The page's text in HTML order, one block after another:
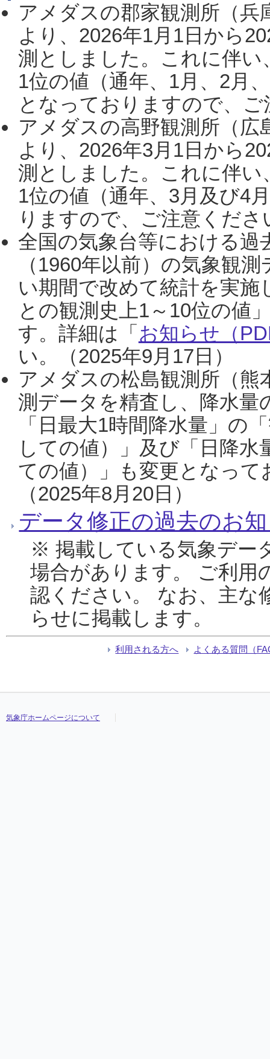
アメダスの郡家観測所（
より、2026年1月1日から
測としました。これに伴い
1位の値（通年、1月、2月
となっておりますので、
アメダスの高野観測所（
より、2026年3月1日から
測としました。これに伴い
1位の値（通年、3月及び4
りますので、ご注意くだ
全国の気象台等における過
（1960年以前）の気象観
い期間で改めて統計を実
との観測史上1～10位の値
す。詳細は「 お知らせ（
い。（2025年9月17日）
アメダスの松島観測所（熊
測データを精査し、降水
「日最大1時間降水量」の
しての値）」及び「日降
ての値）」も変更となっ
（2025年8月20日）
データ修正の過去のお
※ 掲載している気象デー
場合があります。 ご利用
認ください。 なお、主な
らせに掲載します。
利用される方へ よくある質問（
気象庁ホームページについて